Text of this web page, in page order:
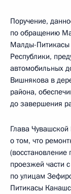
Поручение,
по обращению
Малды-Питикасы
Республики,
автомобильных
Вишнякова в
района,
до завершения
Глава
о том, что
(восстановление
проезжей части
по улицам
Питикасы